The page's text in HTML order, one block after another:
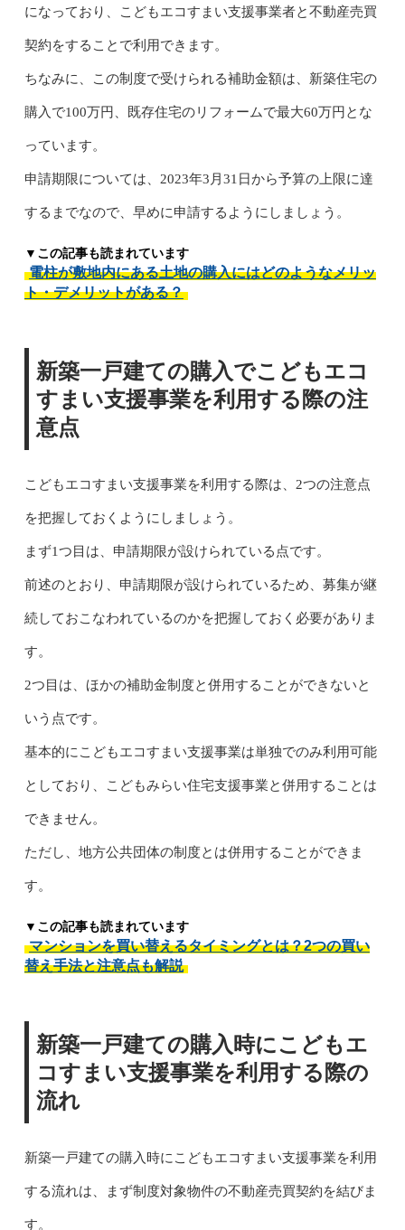
になっており、こどもエコすまい支援事業者と不動産売買
契約をすることで利用できます。
ちなみに、この制度で受けられる補助金額は、新築住宅の
購入で100万円、既存住宅のリフォームで最大60万円とな
っています。
申請期限については、2023年3月31日から予算の上限に達
するまでなので、早めに申請するようにしましょう。
▼この記事も読まれています
電柱が敷地内にある土地の購入にはどのようなメリッ
ト・デメリットがある？
新築一戸建ての購入でこどもエコ
すまい支援事業を利用する際の注
意点
こどもエコすまい支援事業を利用する際は、2つの注意点
を把握しておくようにしましょう。
まず1つ目は、申請期限が設けられている点です。
前述のとおり、申請期限が設けられているため、募集が継
続しておこなわれているのかを把握しておく必要がありま
す。
2つ目は、ほかの補助金制度と併用することができないと
いう点です。
基本的にこどもエコすまい支援事業は単独でのみ利用可能
としており、こどもみらい住宅支援事業と併用することは
できません。
ただし、地方公共団体の制度とは併用することができま
す。
▼この記事も読まれています
マンションを買い替えるタイミングとは？2つの買い
替え手法と注意点も解説
新築一戸建ての購入時にこどもエ
コすまい支援事業を利用する際の
流れ
新築一戸建ての購入時にこどもエコすまい支援事業を利用
する流れは、まず制度対象物件の不動産売買契約を結びま
す。